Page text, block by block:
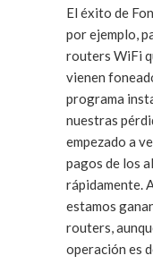
El éxito de
por ejemplo,
routers WiFi
vienen
programa
nuestras
empezado a
pagos de los
rápidamente. Además, en algunos casos
estamos
routers,
operación es